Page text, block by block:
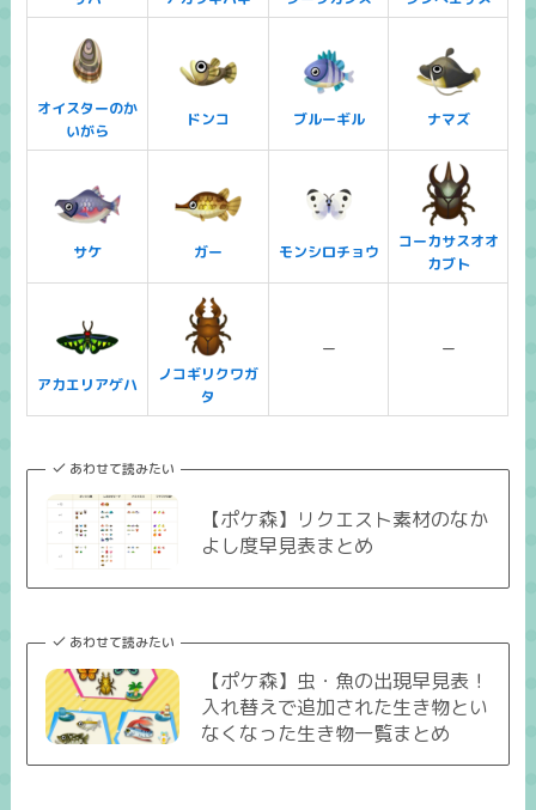
オイスターのか
いがら
ドンコ ブルーギル ナマズ
サケ ガー モンシロチョウ
コーカサスオオ
カブト
アカエリアゲハ
ノコギリクワガ
タ
ー ー
あわせて読みたい
【ポケ森】リクエスト素材のなか
よし度早見表まとめ
あわせて読みたい
【ポケ森】虫・魚の出現早見表！
入れ替えで追加された生き物とい
なくなった生き物一覧まとめ